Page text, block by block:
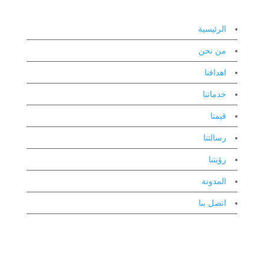
الرئيسية
من نحن
اهدافنا
خدماتنا
قيمنا
رسالتنا
رؤيتنا
المدونة
اتصل بنا